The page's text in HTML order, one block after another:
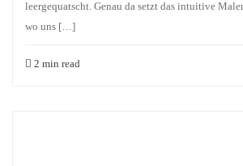
leergequatscht. Genau da setzt das intuitive
wo uns […]
2 min read